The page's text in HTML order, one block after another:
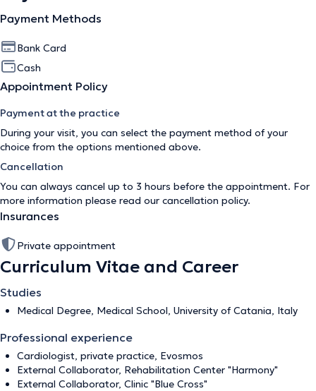
Payment Methods
Bank Card
Cash
Appointment Policy
Payment at the practice
During your visit, you can select the payment method of your
choice from the options mentioned above.
Cancellation
You can always cancel up to 3 hours before the appointment. For
more information please read our cancellation policy.
Insurances
Private appointment
Curriculum Vitae and Career
Studies
Medical Degree, Medical School, University of Catania, Italy
Professional experience
Cardiologist, private practice, Evosmos
External Collaborator, Rehabilitation Center "Harmony"
External Collaborator, Clinic "Blue Cross"